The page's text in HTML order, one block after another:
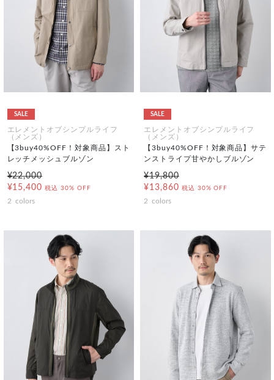
SALE
エレメントオブシンプルライフ
（メンズ）
【3buy40%OFF！対象商品】スト
レッチメッシュブルゾン
¥22,000
¥15,400 税込 30% OFF
2 colors
SALE
エレメントオブシンプルライフ
（メンズ）
【3buy40%OFF！対象商品】サテ
ンストライプ甘やかしブルゾン
¥19,800
¥13,860 税込 30% OFF
2 colors